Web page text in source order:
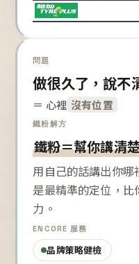
問題
做很久了，說不
＝ 心裡 沒有位置
鐵粉解方
鐵粉＝幫你講清
用自己的話講出你
是最精準的定位，
力。
ENCORE 服務
品牌策略健檢